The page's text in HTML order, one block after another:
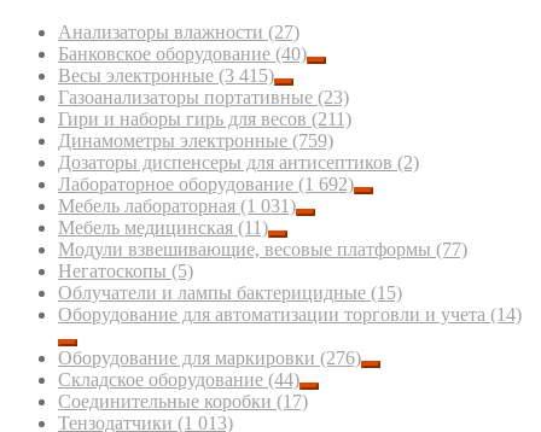
Анализаторы влажности (27)
Банковское оборудование (40)
Весы электронные (3 415)
Газоанализаторы портативные (23)
Гири и наборы гирь для весов (211)
Динамометры электронные (759)
Дозаторы диспенсеры для антисептиков (2)
Лабораторное оборудование (1 692)
Мебель лабораторная (1 031)
Мебель медицинская (11)
Модули взвешивающие, весовые платформы (77)
Негатоскопы (5)
Облучатели и лампы бактерицидные (15)
Оборудование для автоматизации торговли и учета (14)
Оборудование для маркировки (276)
Складское оборудование (44)
Соединительные коробки (17)
Тензодатчики (1 013)